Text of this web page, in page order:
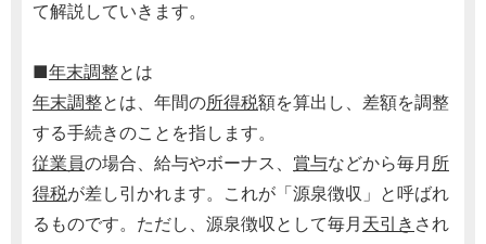
て解説していきます。
■年末調整とは
年末調整とは、年間の所得税額を算出し、差額を調整
する手続きのことを指します。
従業員の場合、給与やボーナス、 賞与などから毎月 所
得税が差し引かれます。これが「源泉徴収」と呼ばれ
るものです。ただし、源泉徴収として毎月 天引き され